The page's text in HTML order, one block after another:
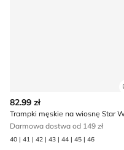
82.99 zł
Darmowa dostwa od 149 zł
40 | 41 | 42 | 43 | 44 | 45 | 46